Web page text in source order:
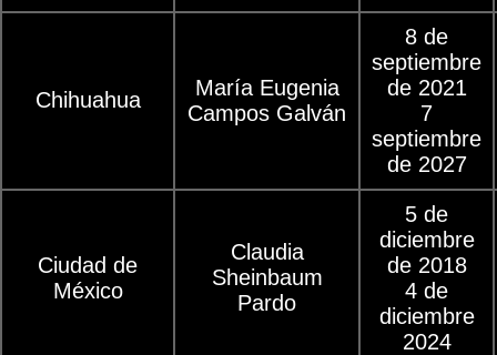
Chihuahua
María Eugenia
Campos Galván
8 de
septiembre
de 2021
7
septiembre
de 2027
Ciudad de
México
Claudia
Sheinbaum
Pardo
5 de
diciembre
de 2018
4 de
diciembre
2024